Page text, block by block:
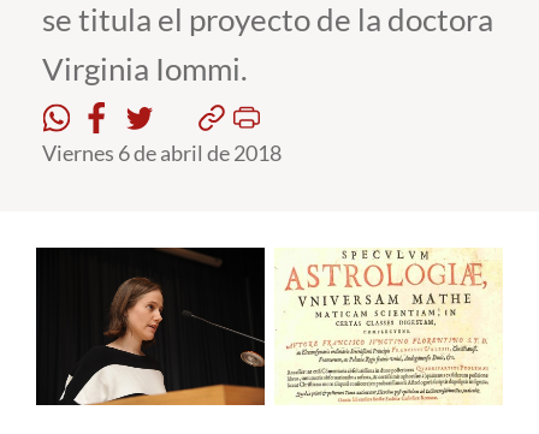
Académicos
Funcionarios
se titula el proyecto de la doctora
Virginia Iommi.
Viernes 6 de abril de 2018